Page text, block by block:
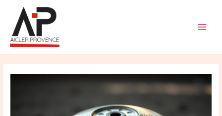
contenu
Navigation
articles